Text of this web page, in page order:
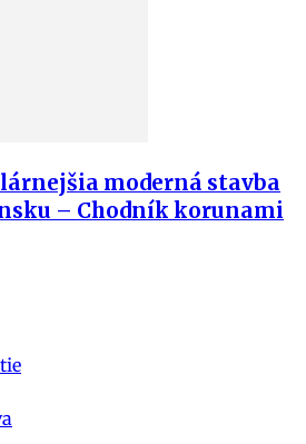
moderná stavba
– Chodník korunami